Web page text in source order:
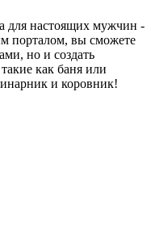
для настоящих мужчин -
порталом, вы сможете
но и создать
как баня или
и коровник!